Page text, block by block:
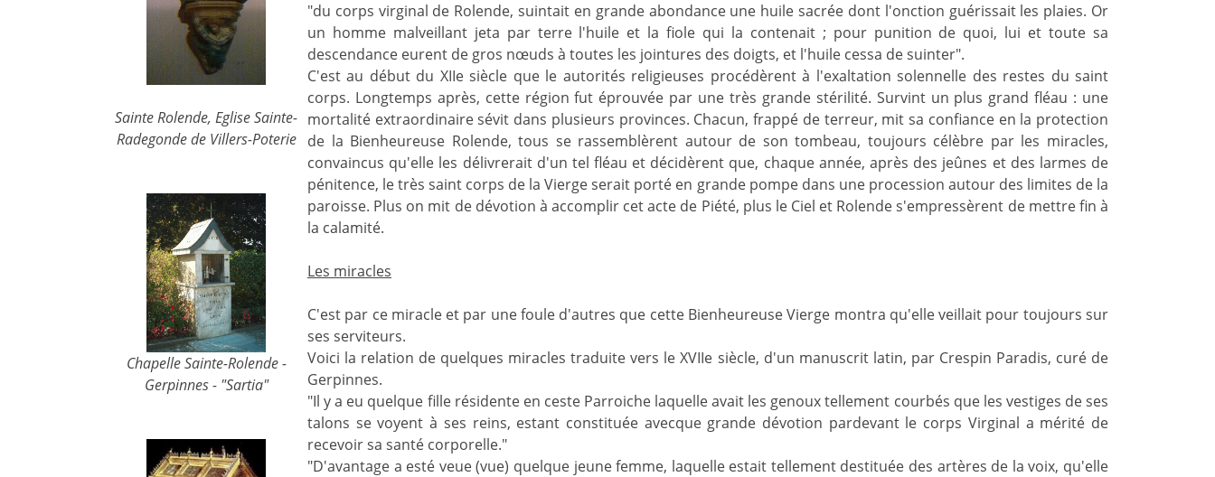
Sainte Rolende, Eglise Sainte-
Radegonde de Villers-Poterie
Chapelle Sainte-Rolende -
Gerpinnes - "Sartia"
"du corps virginal de Rolende, suintait en grande abondance une huile sacrée dont l'onction guérissait les plaies. Or
un homme malveillant jeta par terre l'huile et la fiole qui la contenait ; pour punition de quoi, lui et toute sa
descendance eurent de gros nœuds à toutes les jointures des doigts, et l'huile cessa de suinter".
C'est au début du XIIe siècle que le autorités religieuses procédèrent à l'exaltation solennelle des restes du saint
corps. Longtemps après, cette région fut éprouvée par une très grande stérilité. Survint un plus grand fléau : une
mortalité extraordinaire sévit dans plusieurs provinces. Chacun, frappé de terreur, mit sa confiance en la protection
de la Bienheureuse Rolende, tous se rassemblèrent autour de son tombeau, toujours célèbre par les miracles,
convaincus qu'elle les délivrerait d'un tel fléau et décidèrent que, chaque année, après des jeûnes et des larmes de
pénitence, le très saint corps de la Vierge serait porté en grande pompe dans une procession autour des limites de la
paroisse. Plus on mit de dévotion à accomplir cet acte de Piété, plus le Ciel et Rolende s'empressèrent de mettre fin à
la calamité.
Les miracles
C'est par ce miracle et par une foule d'autres que cette Bienheureuse Vierge montra qu'elle veillait pour toujours sur
ses serviteurs.
Voici la relation de quelques miracles traduite vers le XVIIe siècle, d'un manuscrit latin, par Crespin Paradis, curé de
Gerpinnes.
"Il y a eu quelque fille résidente en ceste Parroiche laquelle avait les genoux tellement courbés que les vestiges de ses
talons se voyent à ses reins, estant constituée avecque grande dévotion pardevant le corps Virginal a mérité de
recevoir sa santé corporelle."
"D'avantage a esté veue (vue) quelque jeune femme, laquelle estait tellement destituée des artères de la voix, qu'elle